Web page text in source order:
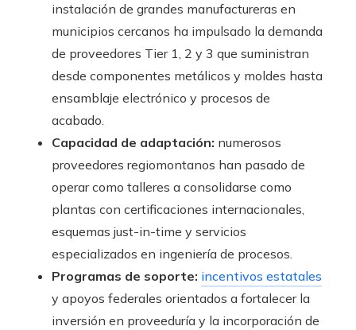
instalación de grandes manufactureras en
municipios cercanos ha impulsado la demanda
de proveedores Tier 1, 2 y 3 que suministran
desde componentes metálicos y moldes hasta
ensamblaje electrónico y procesos de
acabado.
Capacidad de adaptación: numerosos
proveedores regiomontanos han pasado de
operar como talleres a consolidarse como
plantas con certificaciones internacionales,
esquemas just-in-time y servicios
especializados en ingeniería de procesos.
Programas de soporte: incentivos estatales
y apoyos federales orientados a fortalecer la
inversión en proveeduría y la incorporación de